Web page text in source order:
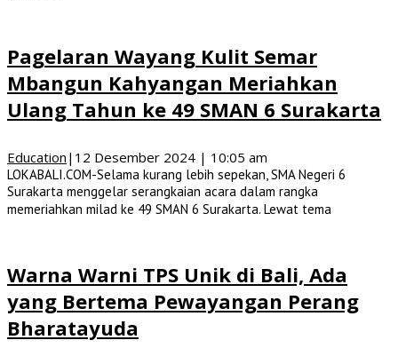
Pagelaran Wayang Kulit Semar
Mbangun Kahyangan Meriahkan
Ulang Tahun ke 49 SMAN 6 Surakarta
Education | 12 Desember 2024 | 10:05 am
LOKABALI.COM-Selama kurang lebih sepekan, SMA Negeri 6
Surakarta menggelar serangkaian acara dalam rangka
memeriahkan milad ke 49 SMAN 6 Surakarta. Lewat tema
Warna Warni TPS Unik di Bali, Ada
yang Bertema Pewayangan Perang
Bharatayuda